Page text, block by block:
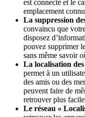
est connecté et le
emplacement
La suppression
convaincu que
disposez
pouvez supprimer
sans même savoir
La localisation
permet à un
des amis ou des
peuvent faire de
retrouver plus
Le réseau «